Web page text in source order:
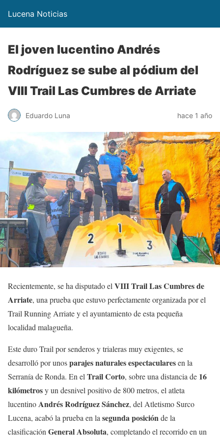
Lucena Noticias
El joven lucentino Andrés
Rodríguez se sube al pódium del
VIII Trail Las Cumbres de Arriate
Eduardo Luna hace 1 año
Recientemente, se ha disputado elVIII Trail Las Cumbres de
Arriate, una prueba que estuvo perfectamente organizada por el
Trail Running Arriate y el ayuntamiento de esta pequeña
localidad malagueña.
Este duro Trail por senderos y trialeras muy exigentes, se
desarrolló por unosparajes naturales espectacularesen la
Serranía de Ronda. En elTrail Corto, sobre una distancia de 16
kilómetrosy un desnivel positivo de 800 metros, el atleta
lucentinoAndrés Rodríguez Sánchez, del Atletismo Surco
Lucena, acabó la prueba en lasegunda posiciónde la
clasificaciónGeneral Absoluta, completando el recorrido en un